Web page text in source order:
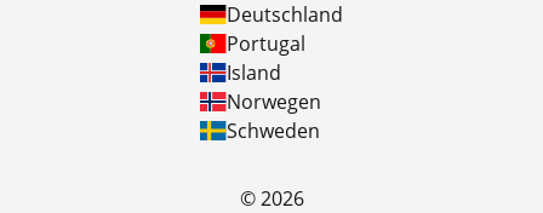
Deutschland
Portugal
Island
Norwegen
Schweden
© 2026